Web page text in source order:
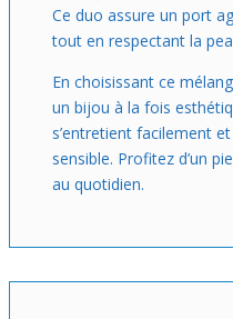
Ce duo assure un port
tout en respectant la
En choisissant ce
un bijou à la fois
s’entretient facilement
sensible. Profitez d’un
au quotidien.